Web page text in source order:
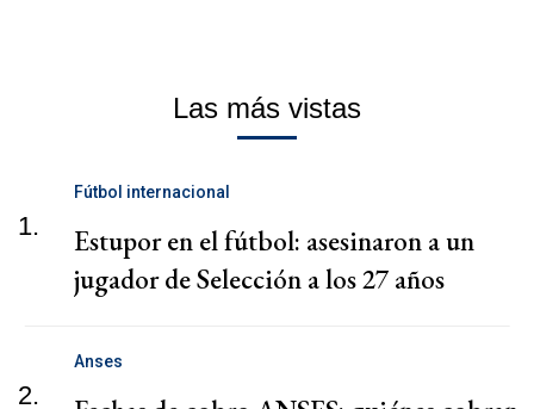
Las más vistas
1.
Fútbol internacional
Estupor en el fútbol: asesinaron a un
jugador de Selección a los 27 años
2.
Anses